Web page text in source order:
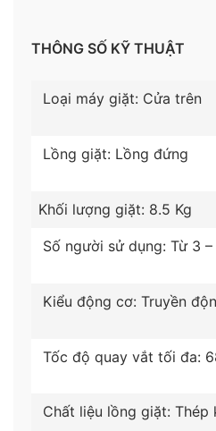
động, quần áo sẽ luôn
đó tăng độ thẩm thấu
quần áo bị nhăn nhúm và
*Hình ảnh chỉ mang tính
THÔNG SỐ KỸ THUẬT
Loại máy giặt: Cửa trên
Lồng giặt: Lồng đứng
Khối lượng giặt: 8.5 Kg
Số người sử dụng: Từ 3
Kiểu động cơ: Truyền
Tốc độ quay vắt tối đa:
Chất liệu lồng giặt: Thép